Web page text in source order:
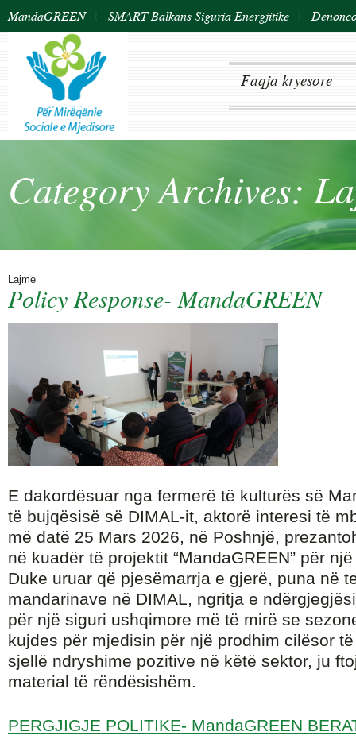
MandaGREEN SMART Balkans Siguria Energjitike
Faqja kryesore
Category Archives:
Lajme
Policy Response- MandaGREEN
E dakordësuar nga fermerë të kulturës së
të bujqësisë së DIMAL-it, aktorë interesi të
më datë 25 Mars 2026, në Poshnjë,
në kuadër të projektit “MandaGREEN” për
Duke uruar që pjesëmarrja e gjerë, puna në
mandarinave në DIMAL, ngritja e
për një siguri ushqimore më të mirë se
kujdes për mjedisin për një prodhim cilësor
sjellë ndryshime pozitive në këtë sektor, ju
material të rëndësishëm.
PERGJIGJE POLITIKE- MandaGREEN